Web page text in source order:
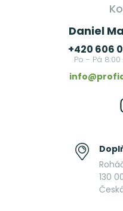
Daniel
+420 606
Po - Pá 8:00
130